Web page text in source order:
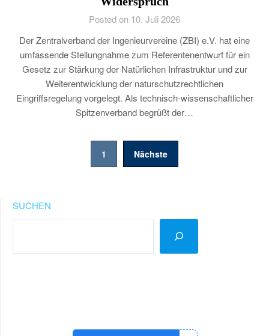
Posted on 10. Juli 2026
Der Zentralverband der Ingenieurvereine (ZBI) e.V. hat eine
umfassende Stellungnahme zum Referentenentwurf für ein
Gesetz zur Stärkung der Natürlichen Infrastruktur und zur
Weiterentwicklung der naturschutzrechtlichen
Eingriffsregelung vorgelegt. Als technisch-wissenschaftlicher
Spitzenverband begrüßt der…
Seitennummerierung
1 Nächste
SUCHEN